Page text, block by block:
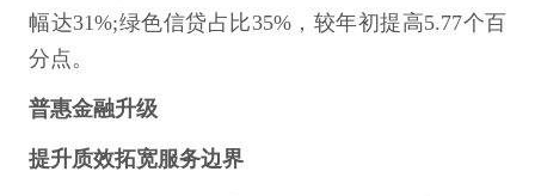
幅达31%;绿色信贷占比35%，较年初提高5.77个百
分点。
普惠金融升级
提升质效拓宽服务边界